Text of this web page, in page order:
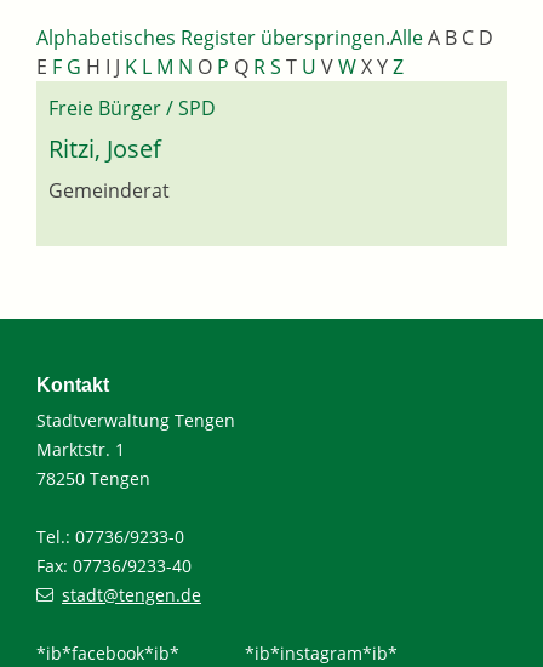
Alphabetisches Register überspringen.AlleA B C D
E F G H I J K L M N O P Q RS T U VWXYZ
Freie Bürger / SPD
Ritzi, Josef
Gemeinderat
Kontakt
Stadtverwaltung Tengen
Marktstr. 1
78250 Tengen
Tel.: 07736/9233-0
Fax: 07736/9233-40
stadt@tengen.de
*ib*facebook*ib*
*ib*instagram*ib*